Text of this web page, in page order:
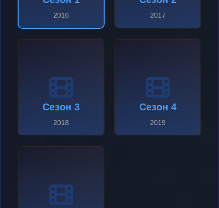
2016 2017
Сезон 3
2018
Сезон 4
2019